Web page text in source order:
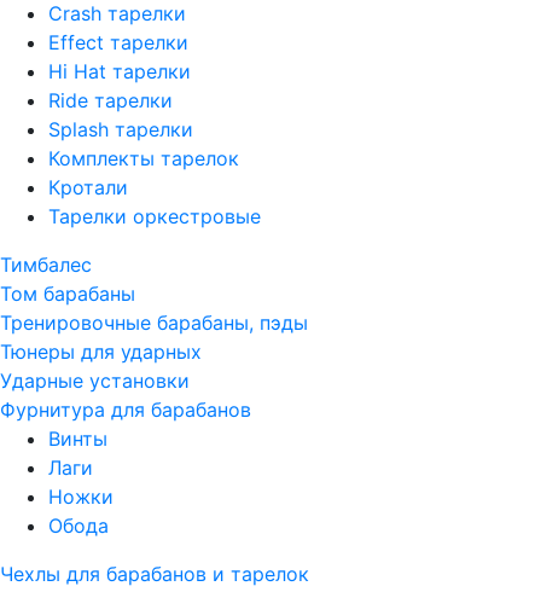
Crash тарелки
Effect тарелки
Hi Hat тарелки
Ride тарелки
Splash тарелки
Комплекты тарелок
Кротали
Тарелки оркестровые
Тимбалес
Том барабаны
Тренировочные барабаны, пэды
Тюнеры для ударных
Ударные установки
Фурнитура для барабанов
Винты
Лаги
Ножки
Обода
Чехлы для барабанов и тарелок